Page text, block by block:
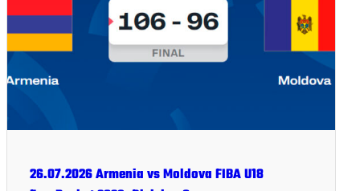
26.07.2026 Armenia vs Moldova FIBA U18